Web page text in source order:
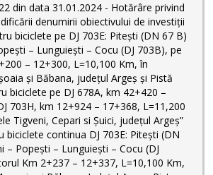
din data 31.01.2024 - Hotărâre privind
denumirii obiectivului de investiții
biciclete pe DJ 703E: Pitești (DN 67 B)
– Lunguiești – Cocu (DJ 703B), pe
– 12+300, L=10,100 Km, în
și Băbana, judeţul Argeș și Pistă
biciclete pe DJ 678A, km 42+420 –
703H, km 12+924 – 17+368, L=11,200
Tigveni, Cepari si Șuici, județul Argeș”
biciclete continua DJ 703E: Pitești (DN
– Popești – Lunguiești – Cocu (DJ
Km 2+237 – 12+337, L=10,100 Km,